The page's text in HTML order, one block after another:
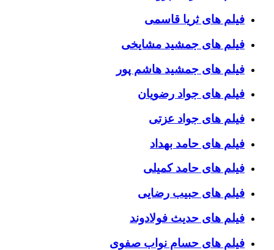
فیلم های ثریا قاسمی
فیلم های جمشید مشایخی
فیلم های جمشید هاشم پور
فیلم های جواد رضویان
فیلم های جواد عزتی
فیلم های حامد بهداد
فیلم های حامد کمیلی
فیلم های حبیب رضایی
فیلم های حدیث فولادوند
فیلم های حسام نواب صفوی